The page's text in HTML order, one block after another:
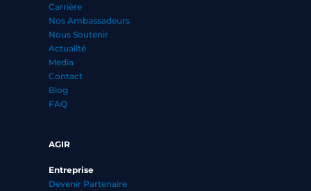
Carrière
Nos Ambassadeurs
Nous Soutenir
Actualité
Media
Contact
Blog
FAQ
AGIR
Entreprise
Devenir Partenaire